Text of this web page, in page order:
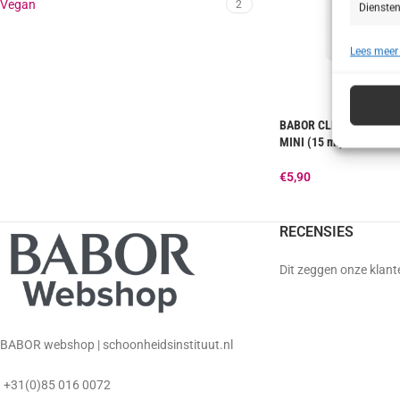
Zorg
Lees
Vegan 2
BABOR CLEANSING
MINI (15 ml)
€5,90
BABOR webshop | schoonheidsinstituut.nl
+31(0)85 016 0072
RECENSIES
Dit zeggen onze